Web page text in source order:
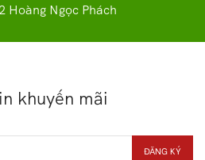
Hoàng Ngọc Phách
khuyến mãi